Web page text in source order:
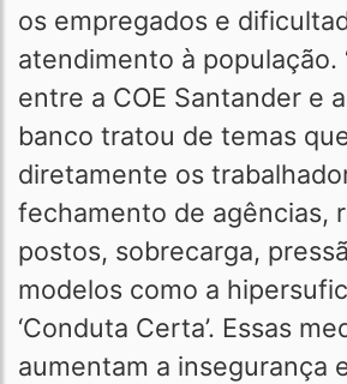
os empregados e
atendimento à população.
entre a COE Santander e
banco tratou de temas
diretamente os
fechamento de agências,
postos, sobrecarga,
modelos como a
‘Conduta Certa’. Essas
aumentam a insegurança